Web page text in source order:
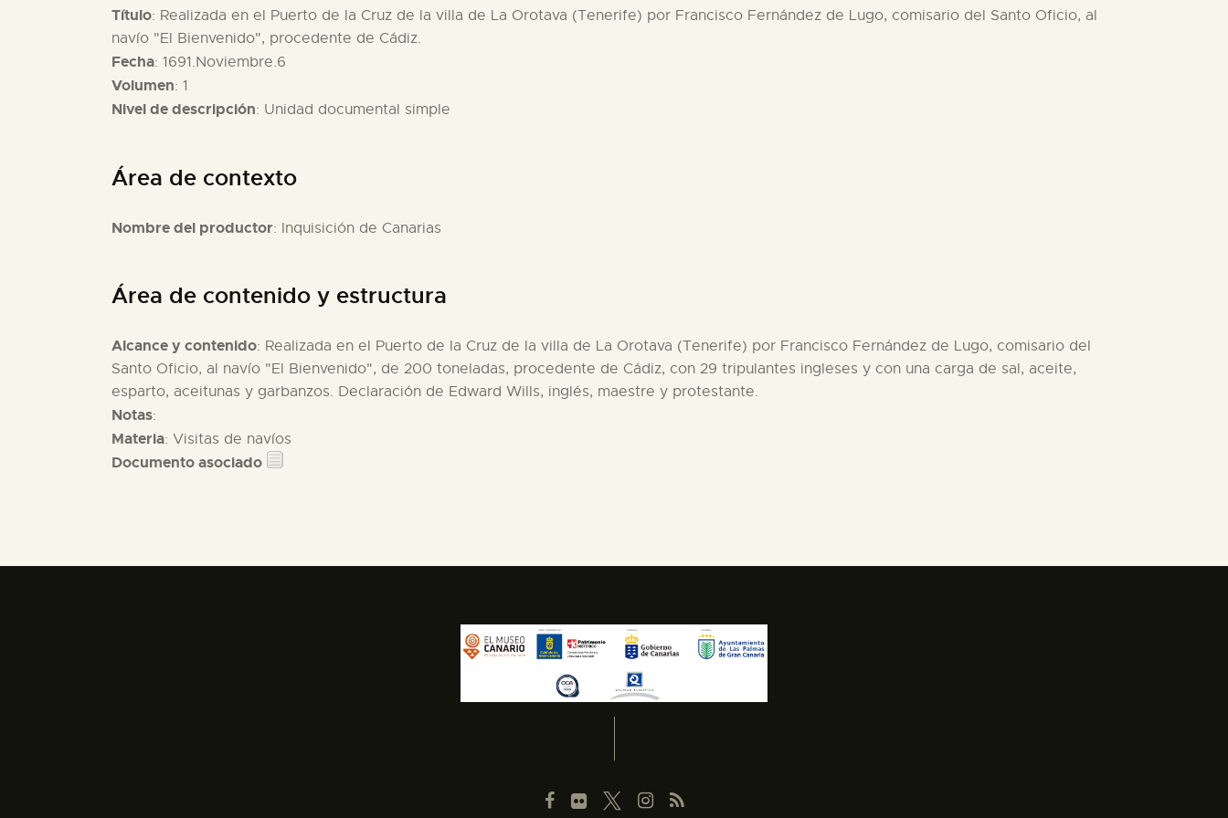
Título: Realizada en el Puerto de la Cruz de la villa de La Orotava (Tenerife) por Francisco Fernández de Lugo, comisario del Santo Oficio, al
navío "El Bienvenido", procedente de Cádiz.
Fecha: 1691.Noviembre.6
Volumen: 1
Nivel de descripción: Unidad documental simple
Área de contexto
Nombre del productor: Inquisición de Canarias
Área de contenido y estructura
Alcance y contenido: Realizada en el Puerto de la Cruz de la villa de La Orotava (Tenerife) por Francisco Fernández de Lugo, comisario del
Santo Oficio, al navío "El Bienvenido", de 200 toneladas, procedente de Cádiz, con 29 tripulantes ingleses y con una carga de sal, aceite,
esparto, aceitunas y garbanzos. Declaración de Edward Wills, inglés, maestre y protestante.
Notas:
Materia: Visitas de navíos
Documento asociado